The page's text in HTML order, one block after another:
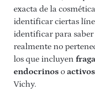
exacta de la
identificar ciertas
identificar para
realmente no
los que incluyen
endocrinos o
Vichy.